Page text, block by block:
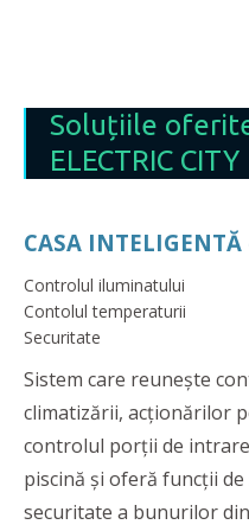
Soluțiile
ELECTRIC CITY
CASA
Controlul iluminatului
Contolul temperaturii
Securitate
Sistem care reunește
climatizării, acționărilor
controlul porții de
piscină și oferă funcții
securitate a bunurilor